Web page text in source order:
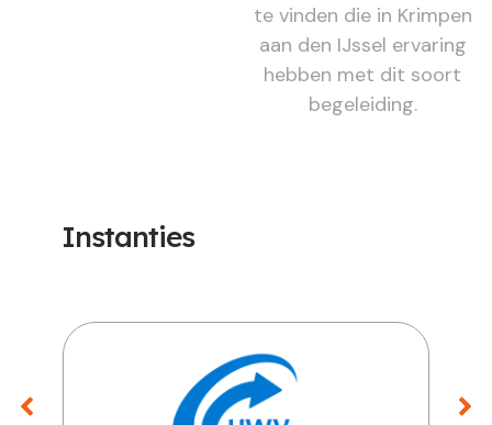
te vinden die in Krimpen
aan den IJssel ervaring
hebben met dit soort
begeleiding.
Instanties